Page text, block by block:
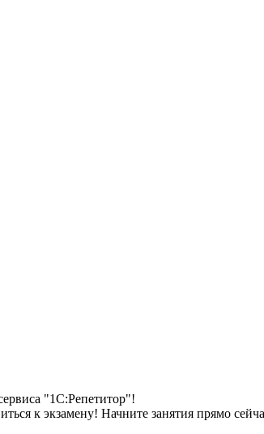
"1С:Репетитор"!
к экзамену! Начните занятия прямо